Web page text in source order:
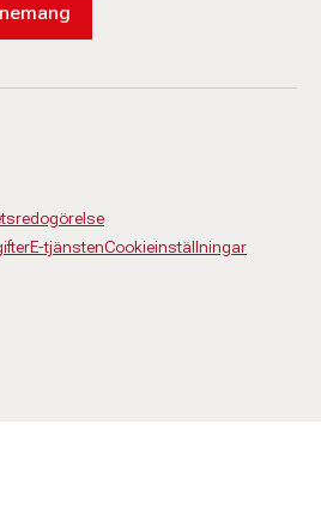
E-tjänstenCookieinställningar